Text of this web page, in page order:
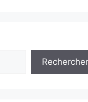
Rechercher